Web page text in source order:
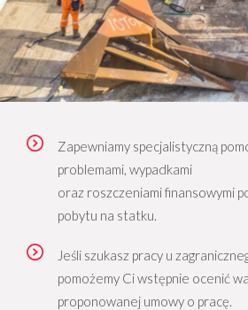
Zapewniamy specjalistyczną
problemami, wypadkami
oraz roszczeniami finansowymi
pobytu na statku.
Jeśli szukasz pracy u
pomożemy Ci wstępnie ocenić
proponowanej umowy o pracę.